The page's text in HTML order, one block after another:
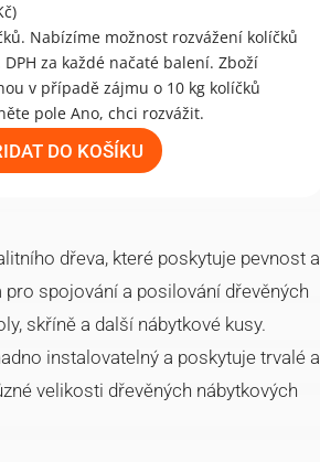
)
DO KOŠÍKU
dřeva, které poskytuje pevnost a
spojování a posilování dřevěných
skříně a další nábytkové kusy.
instalovatelný a poskytuje trvalé a
velikosti dřevěných nábytkových